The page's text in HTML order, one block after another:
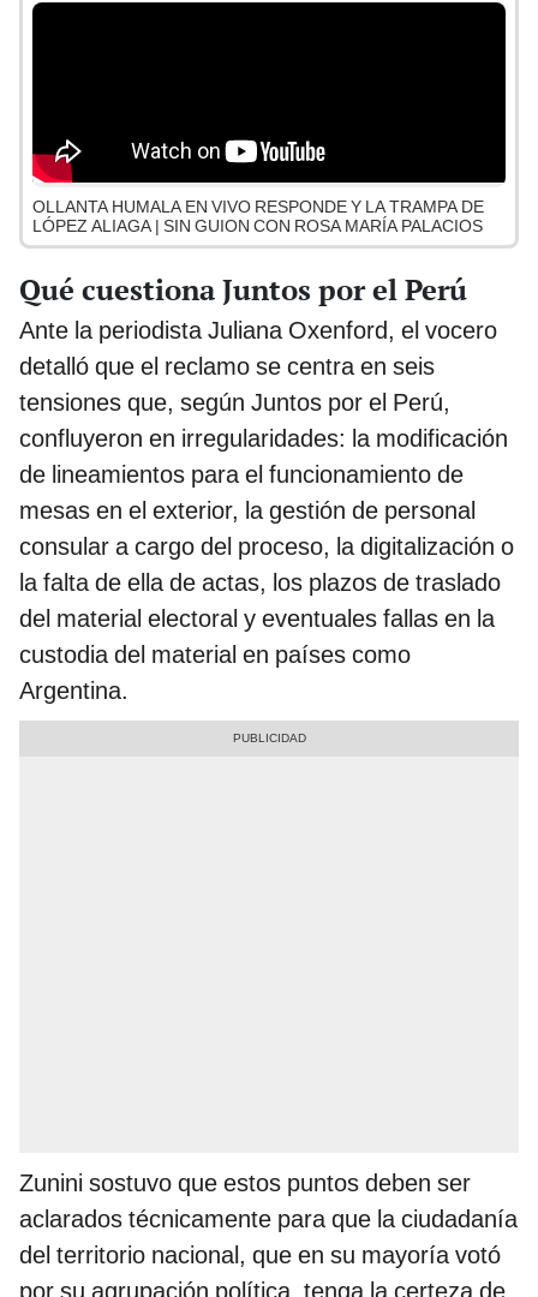
OLLANTA HUMALA EN VIVO RESPONDE Y LA TRAMPA DE
LÓPEZ ALIAGA | SIN GUION CON ROSA MARÍA PALACIOS
Qué cuestiona Juntos por el Perú
Ante la periodista Juliana Oxenford, el vocero
detalló que el reclamo se centra en seis
tensiones que, según Juntos por el Perú,
confluyeron en irregularidades: la modificación
de lineamientos para el funcionamiento de
mesas en el exterior, la gestión de personal
consular a cargo del proceso, la digitalización o
la falta de ella de actas, los plazos de traslado
del material electoral y eventuales fallas en la
custodia del material en países como
Argentina.
Zunini sostuvo que estos puntos deben ser
aclarados técnicamente para que la ciudadanía
del territorio nacional, que en su mayoría votó
por su agrupación política, tenga la certeza de